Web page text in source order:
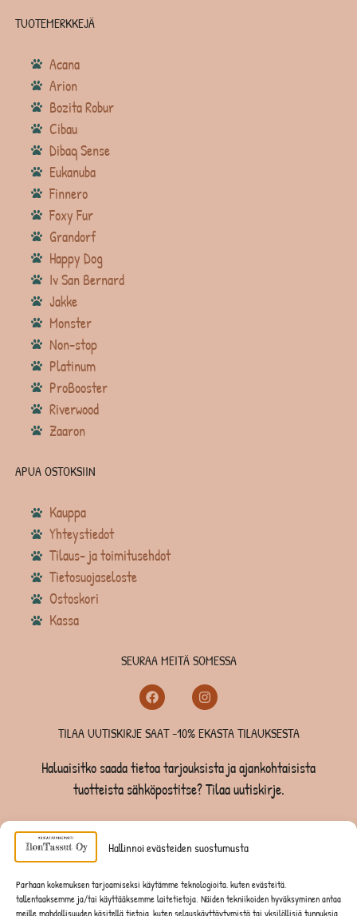
Hallinnoi evästeiden suostumusta
Parhaan kokemuksen tarjoamiseksi käytämme teknologioita, kuten evästeitä,
tallentaaksemme ja/tai käyttääksemme laitetietoja. Näiden tekniikoiden hyväksyminen antaa
meille mahdollisuuden käsitellä tietoja, kuten selauskäyttäytymistä tai yksilöllisiä tunnuksia
TUOTEMERKKEJÄ
Acana
Arion
Bozita Robur
Cibau
Dibaq Sense
Eukanuba
Finnero
Foxy Fur
Grandorf
Happy Dog
Iv San Bernard
Jakke
Monster
Non-stop
Platinum
ProBooster
Riverwood
Zaaron
APUA OSTOKSIIN
Kauppa
Yhteystiedot
Tilaus- ja toimitusehdot
Tietosuojaseloste
Ostoskori
Kassa
SEURAA MEITÄ SOMESSA
TILAA UUTISKIRJE SAAT -10% EKASTA TILAUKSESTA
Haluaisitko saada tietoa tarjouksista ja ajankohtaisista
tuotteista sähköpostitse? Tilaa uutiskirje.
TILAA UUTISKIRJE -SAAT -10% EKASTA TILAUKSESTA
KISSOILLE